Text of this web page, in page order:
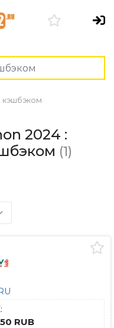
кэшбэком
2024 :
(1)
RUB